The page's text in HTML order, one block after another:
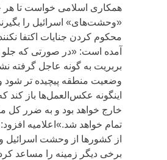
همکاری اسلامی خواست تا هر
«وحشت‌های» اسرائیل را بگیرند
محکوم کردن جنایات اکتفا
آمده است: «در صورتی که
بربریت به گونه عاجل گرفته
وضعیت منطقه پیچیده تر شود و
اینگونه عکس‌العمل‌ها باز ‌کند
خارج خواهد بود و به ضرر کل
تمام خواهد شد.»اعلامیه
از کشورها از وحشت
برخی دیگر زمینه را مساعد